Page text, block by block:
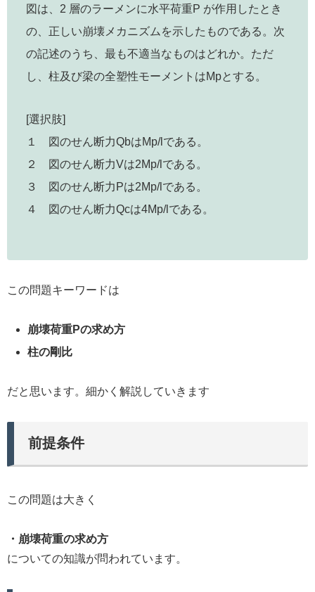
図は、2 層のラーメンに水平荷重P が作用したとき
の、正しい崩壊メカニズムを示したものである。次
の記述のうち、最も不適当なものはどれか。ただ
し、柱及び梁の全塑性モーメントはMpとする。
[選択肢]
１ 図のせん断力QbはMp/lである。
２ 図のせん断力Vは2Mp/lである。
３ 図のせん断力Pは2Mp/lである。
４ 図のせん断力Qcは4Mp/lである。
この問題キーワードは
崩壊荷重Pの求め方
柱の剛比
だと思います。細かく解説していきます
前提条件
この問題は大きく
・崩壊荷重の求め方
についての知識が問われています。